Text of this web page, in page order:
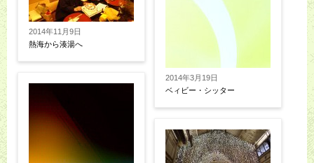
2014年11月9日
熱海から湊湯へ
2014年3月19日
ベィビー・シッター